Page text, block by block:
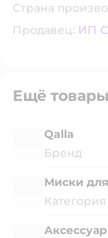
Страна
Продавец: ИП
Ещё товары
Qalla
Бренд
Миски
Категория